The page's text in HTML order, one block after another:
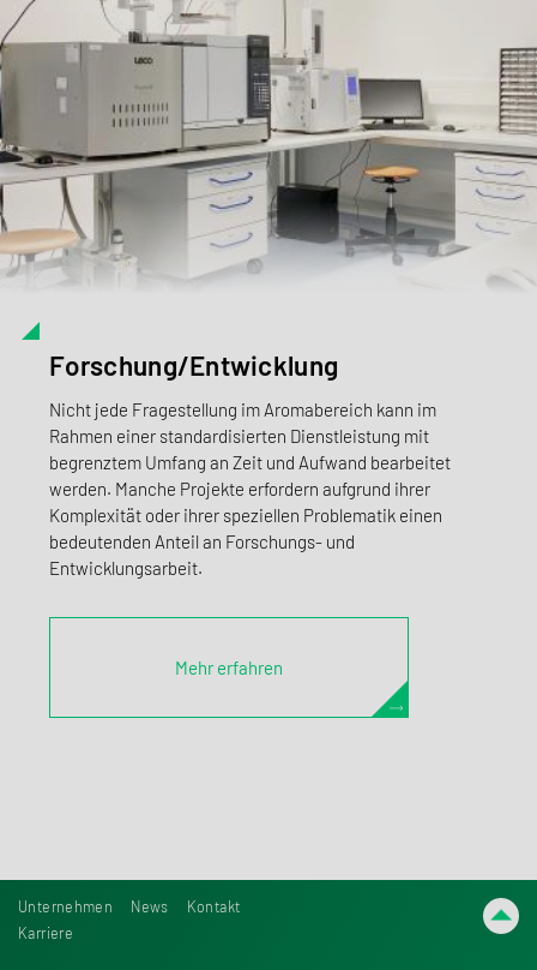
Forschung/Entwicklung
Nicht jede Fragestellung im Aromabereich kann im
Rahmen einer standardisierten Dienstleistung mit
begrenztem Umfang an Zeit und Aufwand bearbeitet
werden. Manche Projekte erfordern aufgrund ihrer
Komplexität oder ihrer speziellen Problematik einen
bedeutenden Anteil an Forschungs- und
Entwicklungsarbeit.
Mehr erfahren
Unternehmen News
Kontakt
Karriere